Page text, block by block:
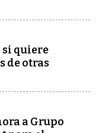
si quiere
de otras
a Grupo